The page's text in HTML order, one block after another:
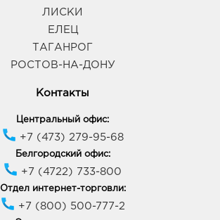
ЛИСКИ
ЕЛЕЦ
ТАГАНРОГ
РОСТОВ-НА-ДОНУ
Контакты
Центральный офис:
+7 (473) 279-95-68
Белгородский офис:
+7 (4722) 733-800
Отдел интернет-торговли:
+7 (800) 500-777-2